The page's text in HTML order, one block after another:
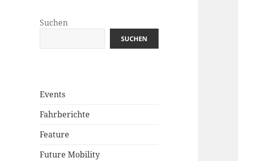
Suchen
SUCHEN
Events
Fahrberichte
Feature
Future Mobility